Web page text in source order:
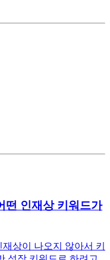
떤 인재상 키워드가
상이 나오지 않아서 키